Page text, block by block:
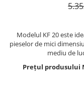
Masini de gaurit cu
Masini de gaurit cu
curea de distributie
Masini de gaurit cu
Masini de gaurit cu
Modelul KF 20 este
pieselor de mici
mediu de
Prețul produsului